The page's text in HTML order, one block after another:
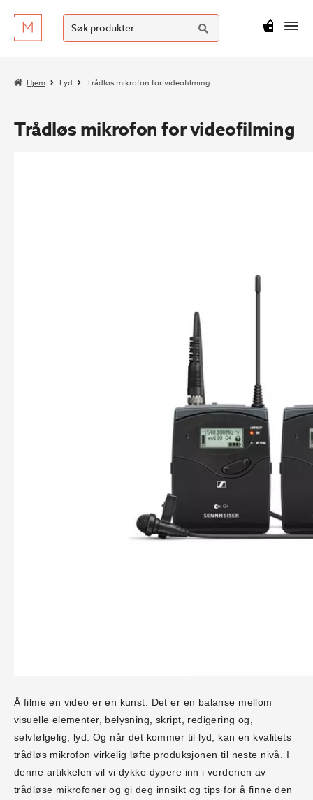
Hopp
til
Hopp
til
Søk
etter:
SØK
kr0
Hjem Lyd Trådløs mikrofon for videofilming
Trådløs mikrofon for videofilming
Å filme en video er en kunst. Det er en balanse mellom
visuelle elementer, belysning, skript, redigering og,
selvfølgelig, lyd. Og når det kommer til lyd, kan en kvalitets
trådløs mikrofon virkelig løfte produksjonen til neste nivå. I
denne artikkelen vil vi dykke dypere inn i verdenen av
trådløse mikrofoner og gi deg innsikt og tips for å finne den